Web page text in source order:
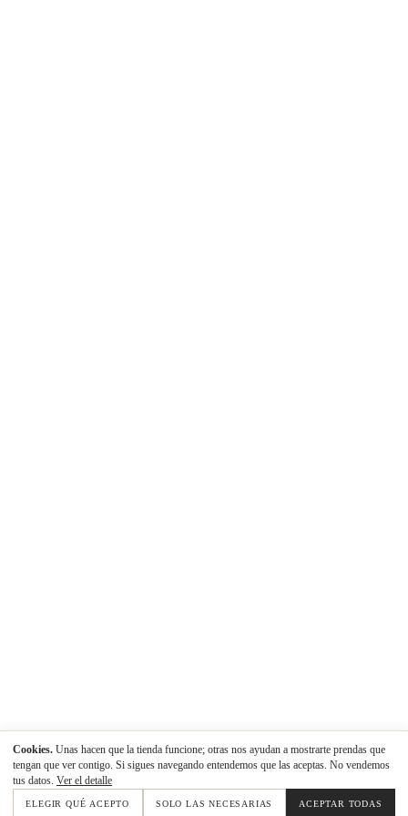
Cookies. Unas hacen que la tienda funcione; otras nos ayudan a mostrarte prendas que
tengan que ver contigo. Si sigues navegando entendemos que las aceptas. No vendemos
tus datos. Ver el detalle
ELEGIR QUÉ ACEPTO SOLO LAS NECESARIAS ACEPTAR TODAS